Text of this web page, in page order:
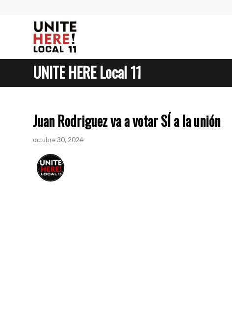
UNITE HERE Local 11
Juan Rodriguez va a votar SÍ a la unión
octubre 30, 2024